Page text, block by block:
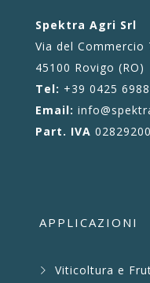
Spektra Agri Srl
Via del Commercio
45100 Rovigo (RO)
Tel: +39 0425
Email:
Part. IVA
APPLICAZIONI
Viticoltura e